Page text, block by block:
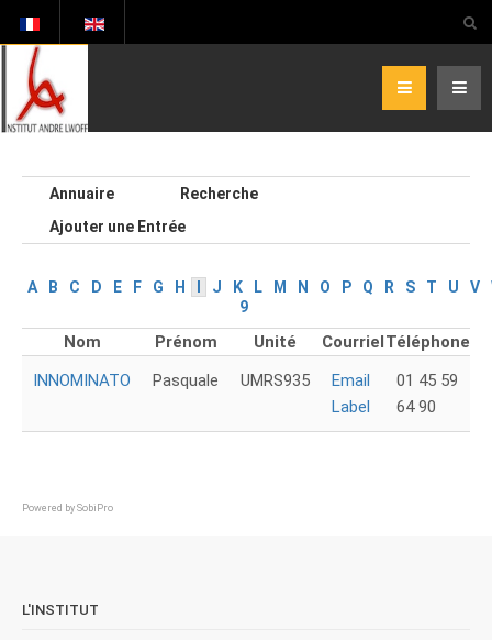
Annuaire
Recherche
Ajouter une Entrée
A B C D E F G H J K L M N O P Q R S T U V
9
Nom Prénom Unité CourrielTéléphone
INNOMINATO
Pasquale UMRS935
Email
Label
01 45 59
64 90
Powered by SobiPro
L'INSTITUT